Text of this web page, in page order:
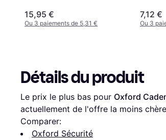
15,95 €
Ou 3 paiements de 5,31 €
7,12 €
Ou 3
Détails du produit
Le prix le plus bas pour Oxford
actuellement de l'offre la moins
Comparer:
Oxford Sécurité